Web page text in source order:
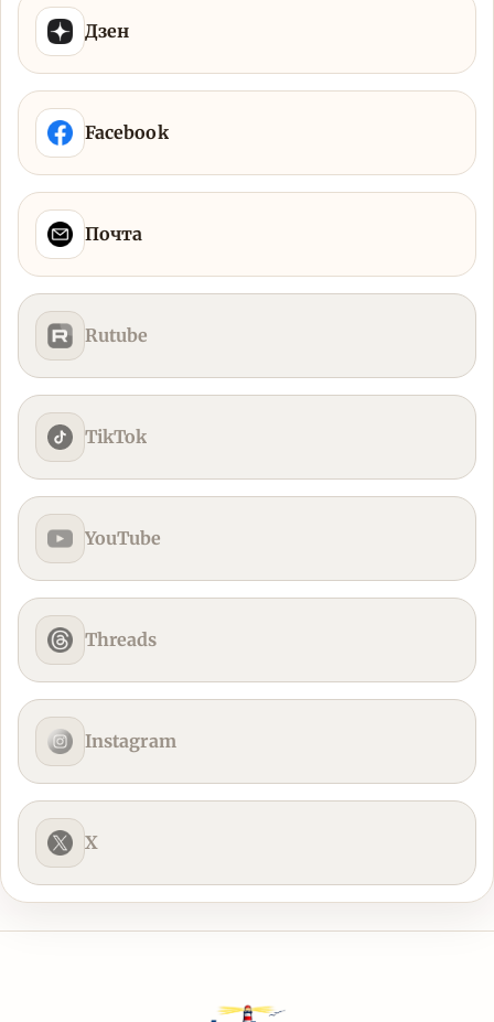
Дзен
Facebook
Почта
Rutube
TikTok
YouTube
Threads
Instagram
X